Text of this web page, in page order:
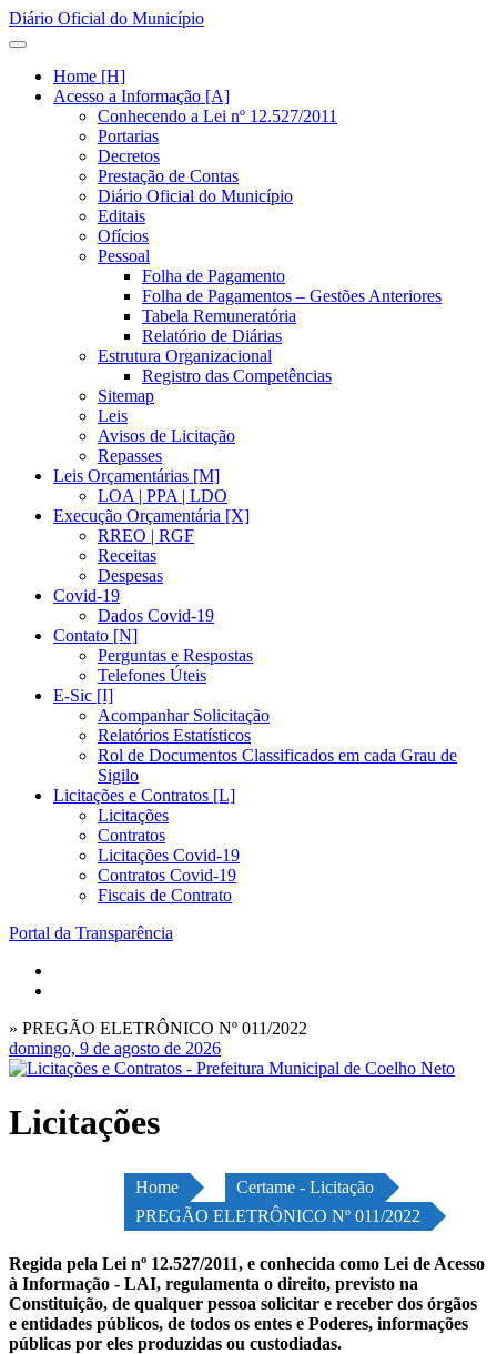
Diário Oficial do Município
Home [H]
Acesso a Informação [A]
Conhecendo a Lei nº 12.527/2011
Portarias
Decretos
Prestação de Contas
Diário Oficial do Município
Editais
Ofícios
Pessoal
Folha de Pagamento
Folha de Pagamentos – Gestões Anteriores
Tabela Remuneratória
Relatório de Diárias
Estrutura Organizacional
Registro das Competências
Sitemap
Leis
Avisos de Licitação
Repasses
Leis Orçamentárias [M]
LOA | PPA | LDO
Execução Orçamentária [X]
RREO | RGF
Receitas
Despesas
Covid-19
Dados Covid-19
Contato [N]
Perguntas e Respostas
Telefones Úteis
E-Sic [I]
Acompanhar Solicitação
Relatórios Estatísticos
Rol de Documentos Classificados em cada Grau de
Sigilo
Licitações e Contratos [L]
Licitações
Contratos
Licitações Covid-19
Contratos Covid-19
Fiscais de Contrato
Portal da Transparência
» PREGÃO ELETRÔNICO Nº 011/2022
domingo, 9 de agosto de 2026
Licitações
Home
Certame - Licitação
PREGÃO ELETRÔNICO Nº 011/2022
Regida pela Lei nº 12.527/2011, e conhecida como Lei de Acesso
à Informação - LAI, regulamenta o direito, previsto na
Constituição, de qualquer pessoa solicitar e receber dos órgãos
e entidades públicos, de todos os entes e Poderes, informações
públicas por eles produzidas ou custodiadas.